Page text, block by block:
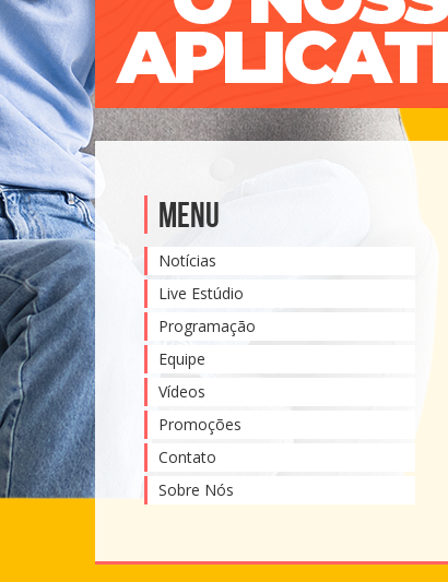
Menu
Notícias
Live Estúdio
Programação
Equipe
Vídeos
Promoções
Contato
Sobre Nós